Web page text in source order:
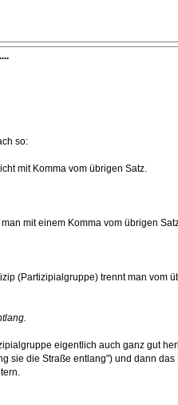
so:
mit Komma vom übrigen Satz.
mit einem Komma vom übrigen
(Partizipialgruppe) trennt man vom
eigentlich auch ganz gut
sie die Straße entlang") und dann